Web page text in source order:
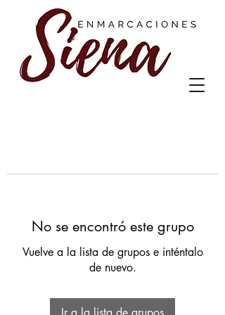
No se encontró este grupo
Vuelve a la lista de grupos e inténtalo
de nuevo.